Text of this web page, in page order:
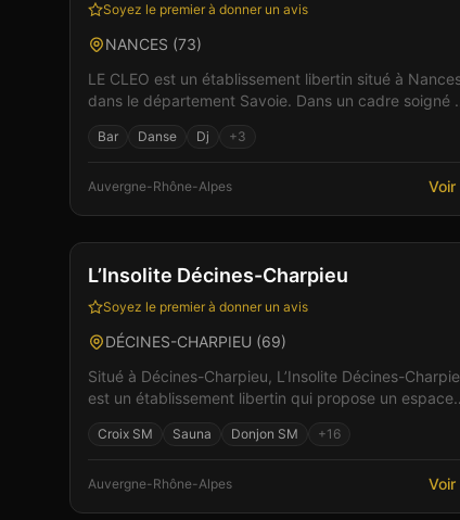
Soyez le premier à donner un avis
NANCES (73)
LE CLEO est un établissement libertin situé à
dans le département Savoie. Dans un cadre soigné et
Bar Danse Dj +3
Auvergne-Rhône-Alpes Voir
Bar Club +7
L’Insolite Décines-Charpieu
Soyez le premier à donner un avis
DÉCINES-CHARPIEU (69)
Situé à Décines-Charpieu, L’Insolite Décines-
est un établissement libertin qui propose un espace
Croix SM Sauna Donjon SM +16
Auvergne-Rhône-Alpes Voir